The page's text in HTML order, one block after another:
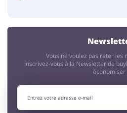
Vous ne voulez pas rater les
Inscrivez-vous à la Newsletter de
économiser